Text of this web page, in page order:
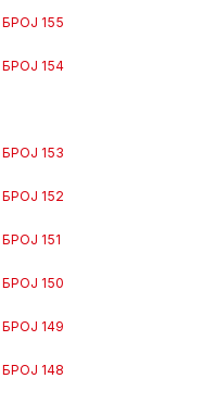
БРОЈ 155
БРОЈ 154
БРОЈ 153
БРОЈ 152
БРОЈ 151
БРОЈ 150
БРОЈ 149
БРОЈ 148